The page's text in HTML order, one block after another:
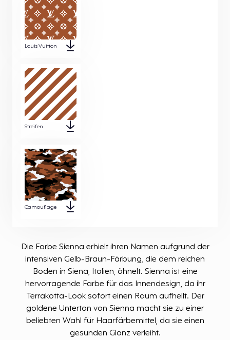
Die Farbe Sienna erhielt ihren Namen aufgrund der
intensiven Gelb-Braun-Färbung, die dem reichen
Boden in Siena, Italien, ähnelt. Sienna ist eine
hervorragende Farbe für das Innendesign, da ihr
Terrakotta-Look sofort einen Raum aufhellt. Der
goldene Unterton von Sienna macht sie zu einer
beliebten Wahl für Haarfärbemittel, da sie einen
gesunden Glanz verleiht.
Louis Vuitton
Streifen
Camouflage